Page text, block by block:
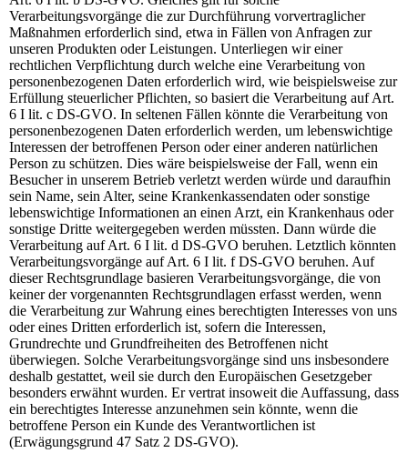
Verarbeitungsvorgänge die zur Durchführung vorvertraglicher
Maßnahmen erforderlich sind, etwa in Fällen von Anfragen zur
unseren Produkten oder Leistungen. Unterliegen wir einer
rechtlichen Verpflichtung durch welche eine Verarbeitung von
personenbezogenen Daten erforderlich wird, wie beispielsweise zur
Erfüllung steuerlicher Pflichten, so basiert die Verarbeitung auf Art.
6 I lit. c DS-GVO. In seltenen Fällen könnte die Verarbeitung von
personenbezogenen Daten erforderlich werden, um lebenswichtige
Interessen der betroffenen Person oder einer anderen natürlichen
Person zu schützen. Dies wäre beispielsweise der Fall, wenn ein
Besucher in unserem Betrieb verletzt werden würde und daraufhin
sein Name, sein Alter, seine Krankenkassendaten oder sonstige
lebenswichtige Informationen an einen Arzt, ein Krankenhaus oder
sonstige Dritte weitergegeben werden müssten. Dann würde die
Verarbeitung auf Art. 6 I lit. d DS-GVO beruhen. Letztlich könnten
Verarbeitungsvorgänge auf Art. 6 I lit. f DS-GVO beruhen. Auf
dieser Rechtsgrundlage basieren Verarbeitungsvorgänge, die von
keiner der vorgenannten Rechtsgrundlagen erfasst werden, wenn
die Verarbeitung zur Wahrung eines berechtigten Interesses von uns
oder eines Dritten erforderlich ist, sofern die Interessen,
Grundrechte und Grundfreiheiten des Betroffenen nicht
überwiegen. Solche Verarbeitungsvorgänge sind uns insbesondere
deshalb gestattet, weil sie durch den Europäischen Gesetzgeber
besonders erwähnt wurden. Er vertrat insoweit die Auffassung, dass
ein berechtigtes Interesse anzunehmen sein könnte, wenn die
betroffene Person ein Kunde des Verantwortlichen ist
(Erwägungsgrund 47 Satz 2 DS-GVO).